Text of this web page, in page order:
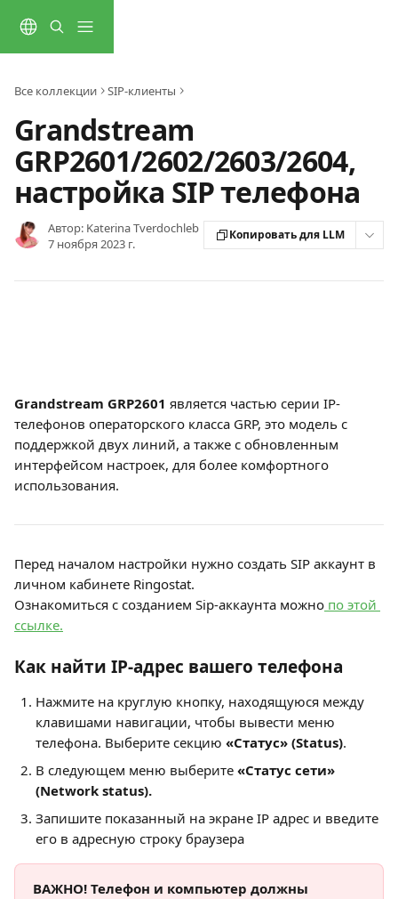
Все коллекции SIP-клиенты
Grandstream
GRP2601/2602/2603/2604,
настройка SIP телефона
Автор: Katerina Tverdochleb
7 ноября 2023 г.
Копировать для LLM
Grandstream GRP2601 является частью серии IP-
телефонов операторского класса GRP, это модель с
поддержкой двух линий, а также с обновленным
интерфейсом настроек, для более комфортного
использования.
Перед началом настройки нужно создать SIP аккаунт в
личном кабинете Ringostat.
Ознакомиться с созданием Sip-аккаунта можно по этой
ссылке.
Как найти IP-адрес вашего телефона
Нажмите на круглую кнопку, находящуюся между
клавишами навигации, чтобы вывести меню
телефона. Выберите секцию «Статус» (Status).
В следующем меню выберите «Статус сети»
(Network status).
Запишите показанный на экране IP адрес и введите
его в адресную строку браузера
ВАЖНО! Телефон и компьютер должны